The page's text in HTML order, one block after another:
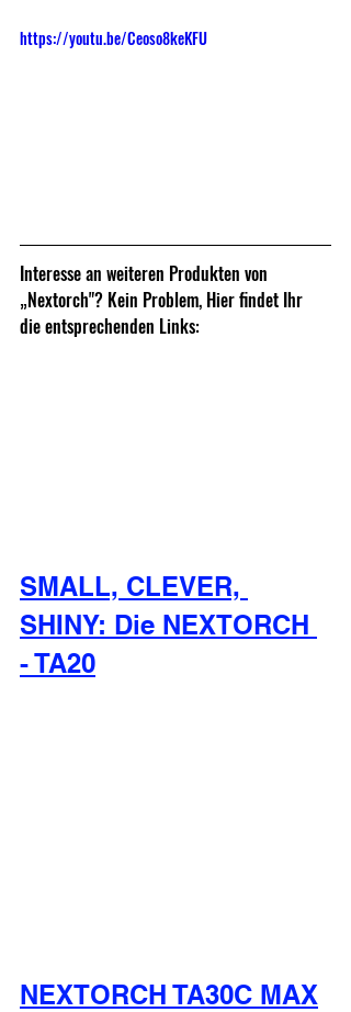
https://youtu.be/Ceoso8keKFU
Interesse an weiteren Produkten von
„Nextorch"? Kein Problem, Hier findet Ihr
die entsprechenden Links:
SMALL, CLEVER,
SHINY: Die NEXTORCH
- TA20
NEXTORCH TA30C MAX